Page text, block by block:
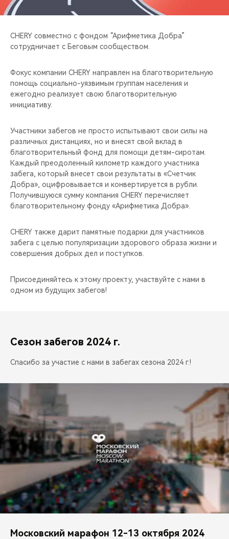
CHERY ДЛЯ ДЕТЕЙ
CHERY совместно с фондом “Арифметика Добра”
сотрудничает с Беговым сообществом.
Фокус компании CHERY направлен на благотворительную
помощь социально-уязвимым группам населения и
ежегодно реализует свою благотворительную
инициативу.
Участники забегов не просто испытывают свои силы на
различных дистанциях, но и внесят свой вклад в
благотворительный фонд для помощи детям-сиротам.
Каждый преодоленный километр каждого участника
забега, который внесет свои результаты в «Счетчик
Добра», оцифровывается и конвертируется в рубли.
Получившуюся сумму компания CHERY перечисляет
благотворительному фонду «Арифметика Добра».
CHERY также дарит памятные подарки для участников
забега с целью популяризации здорового образа жизни и
совершения добрых дел и поступков.
Присоединяйтесь к этому проекту, участвуйте с нами в
одном из будущих забегов!
Сезон забегов 2024 г.
Спасибо за участие с нами в забегах сезона 2024 г.!
Московский марафон 12-13 октября 2024